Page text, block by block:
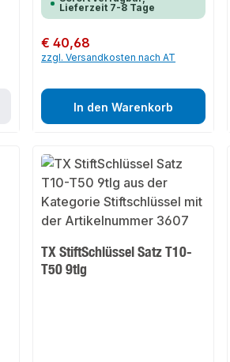
Lieferzeit 7-8 Tage
Regulärer Preis:
€ 40,68
zzgl. Versandkosten nach AT
In den Warenkorb
TX StiftSchlüssel Satz T10-
T50 9tlg